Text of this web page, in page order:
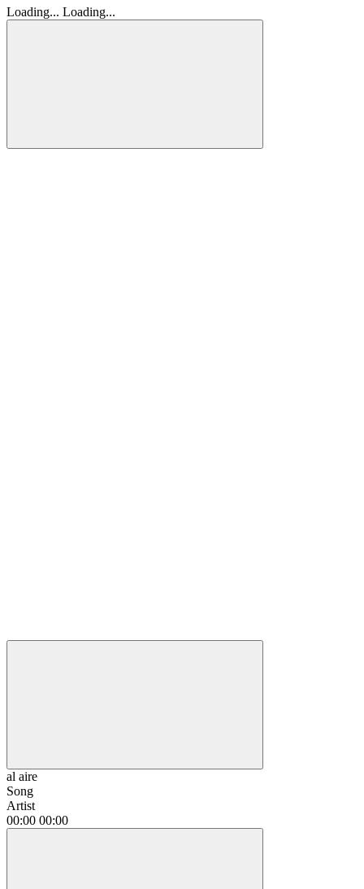
Loading... Loading...
al aire
Song
Artist
00:00 00:00